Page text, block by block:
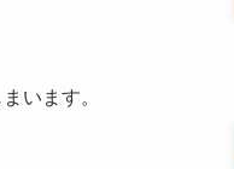
います。